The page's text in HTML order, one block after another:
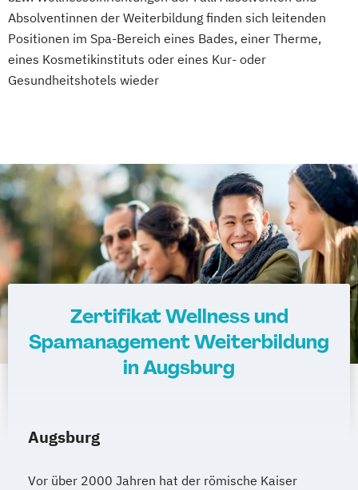
amtsärztliche Überprüfung
Ketogene Ernährung Kindersport Trainer
Krankheitsbilder im Gesundheitssport
Life Coach
Wellness- und Spa-Management
Absolventinnen der Weiterbildung finden sich leitenden
Positionen im Spa-Bereich eines Bades, einer Therme,
eines Kosmetikinstituts oder eines Kur- oder
Gesundheitshotels wieder
Zertifikat Wellness und
Spamanagement Weiterbildung
in Augsburg
Augsburg
Vor über 2000 Jahren hat der römische Kaiser